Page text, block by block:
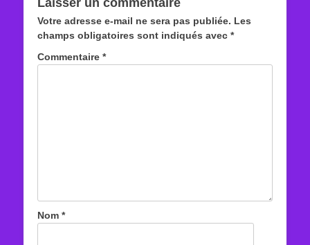
Laisser un commentaire
Votre adresse e-mail ne sera pas publiée. Les
champs obligatoires sont indiqués avec *
Commentaire *
Nom *